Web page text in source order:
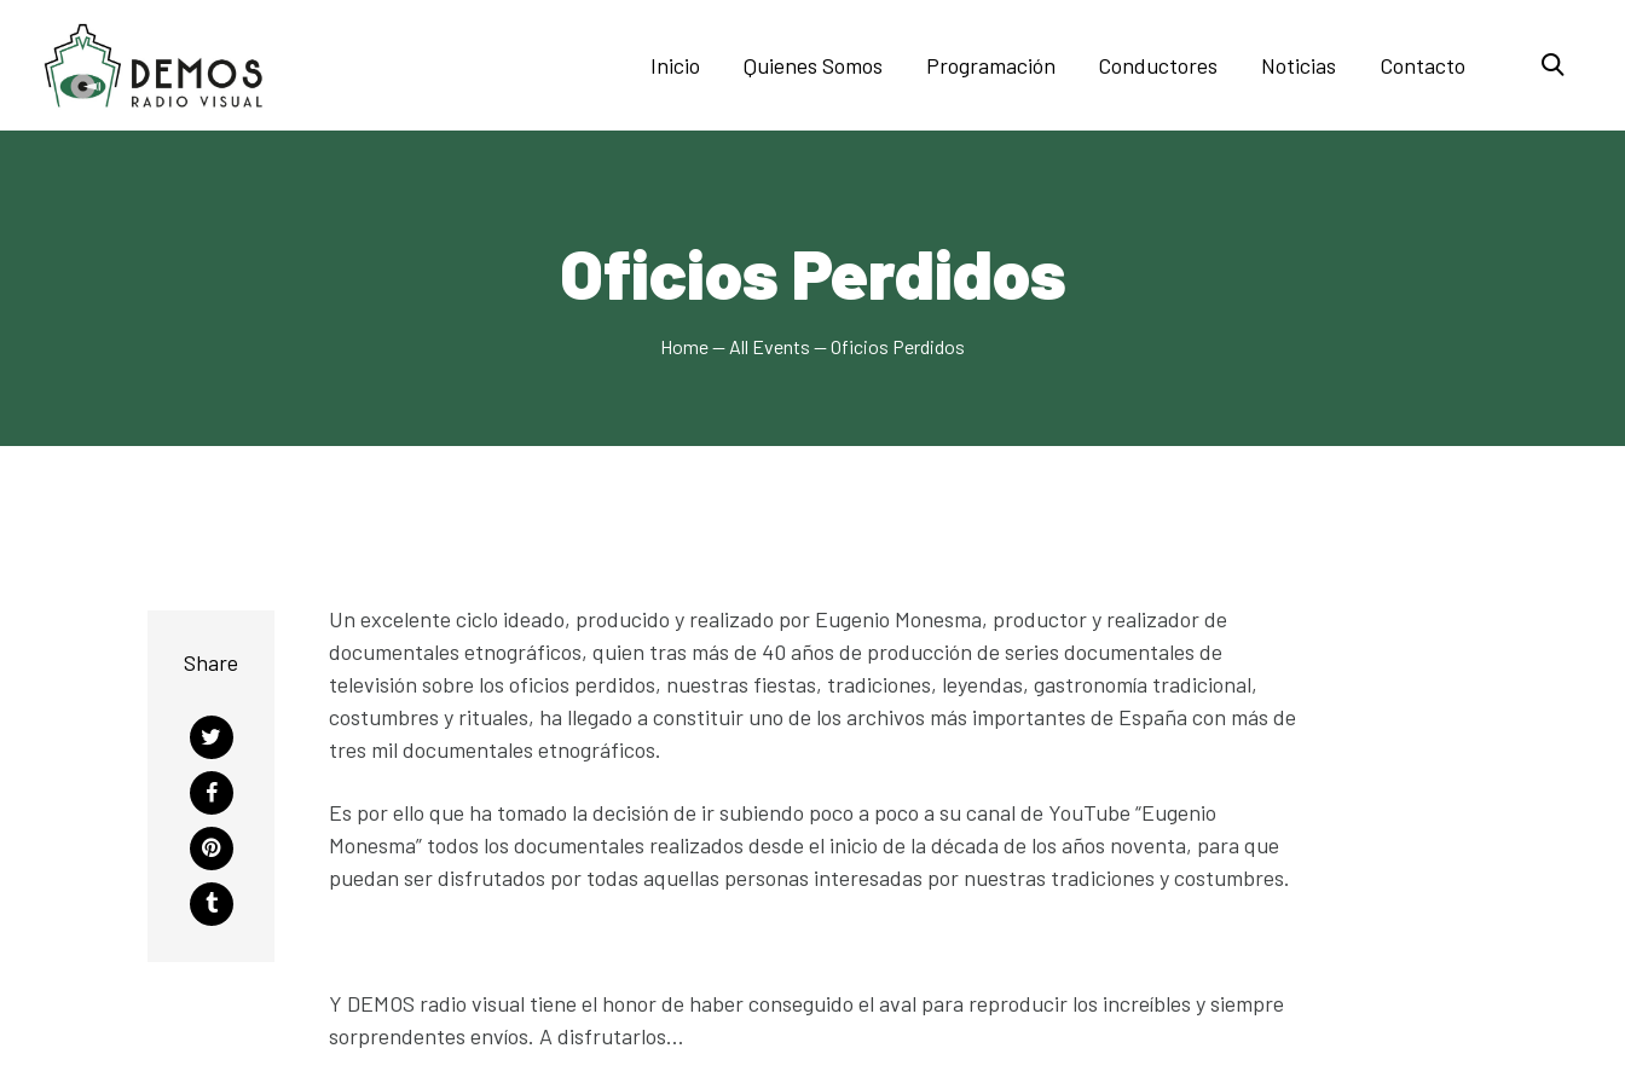
Inicio Quienes Somos Programación Conductores Noticias Contacto
Oficios Perdidos
Home All Events Oficios Perdidos
Share
Un excelente ciclo ideado, producido y realizado por Eugenio Monesma, productor y realizador de
documentales etnográficos, quien tras más de 40 años de producción de series documentales de
televisión sobre los oficios perdidos, nuestras fiestas, tradiciones, leyendas, gastronomía tradicional,
costumbres y rituales, ha llegado a constituir uno de los archivos más importantes de España con más de
tres mil documentales etnográficos.
Es por ello que ha tomado la decisión de ir subiendo poco a poco a su canal de YouTube “Eugenio
Monesma” todos los documentales realizados desde el inicio de la década de los años noventa, para que
puedan ser disfrutados por todas aquellas personas interesadas por nuestras tradiciones y costumbres.
Y DEMOS radio visual tiene el honor de haber conseguido el aval para reproducir los increíbles y siempre
sorprendentes envíos. A disfrutarlos…